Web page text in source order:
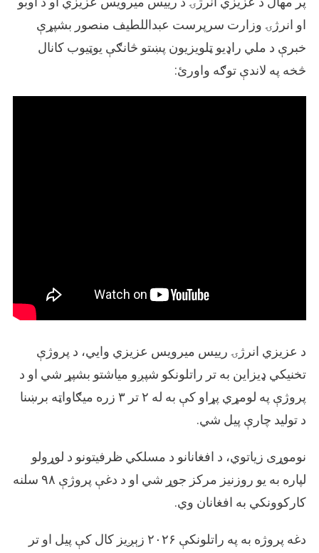
او انرژۍ وزارت سرپرست عبداللطیف منصور بشپړې
خبرې د ملي راډیو ټلویزیون پښتو څانګې یوټیوب کانال
څخه په لاندې توګه واورئ:
د عزیزي انرژۍ رییس میرویس عزیزي وایي، د پروژې
تخنیکي ډیزاین به تر راتلونکو شپږو میاشتو بشپړ شي او د
پروژې په لومړي پړاو کې به له ۲ تر ۳ زره میګاواټه برښنا
د تولید چارې پیل شي.
نوموړی زیاتوي، د افغانانو د مسلکي ظرفیتونو د لوړولو
لپاره به یو روزنیز مرکز جوړ شي او د دغې پروژې ۹۸ سلنه
کارکوونکي به افغانان وي.
دغه پروژه به په راتلونکې ۲۰۲۶ زېږیز کال کې پيل او تر